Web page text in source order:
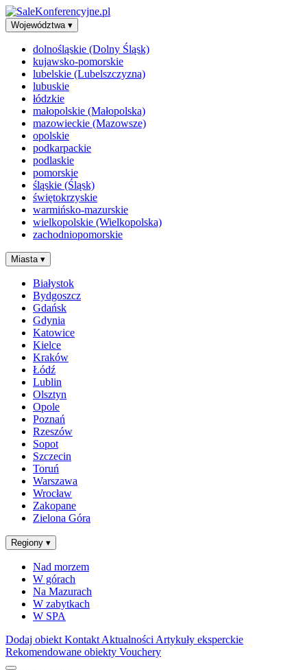
Województwa ▾
dolnośląskie (Dolny Śląsk)
kujawsko-pomorskie
lubelskie (Lubelszczyzna)
lubuskie
łódzkie
małopolskie (Małopolska)
mazowieckie (Mazowsze)
opolskie
podkarpackie
podlaskie
pomorskie
śląskie (Śląsk)
świętokrzyskie
warmińsko-mazurskie
wielkopolskie (Wielkopolska)
zachodniopomorskie
Miasta ▾
Białystok
Bydgoszcz
Gdańsk
Gdynia
Katowice
Kielce
Kraków
Łódź
Lublin
Olsztyn
Opole
Poznań
Rzeszów
Sopot
Szczecin
Toruń
Warszawa
Wrocław
Zakopane
Zielona Góra
Regiony ▾
Nad morzem
W górach
Na Mazurach
W zabytkach
W SPA
Dodaj obiekt Kontakt Aktualności Artykuły eksperckie
Rekomendowane obiekty Vouchery